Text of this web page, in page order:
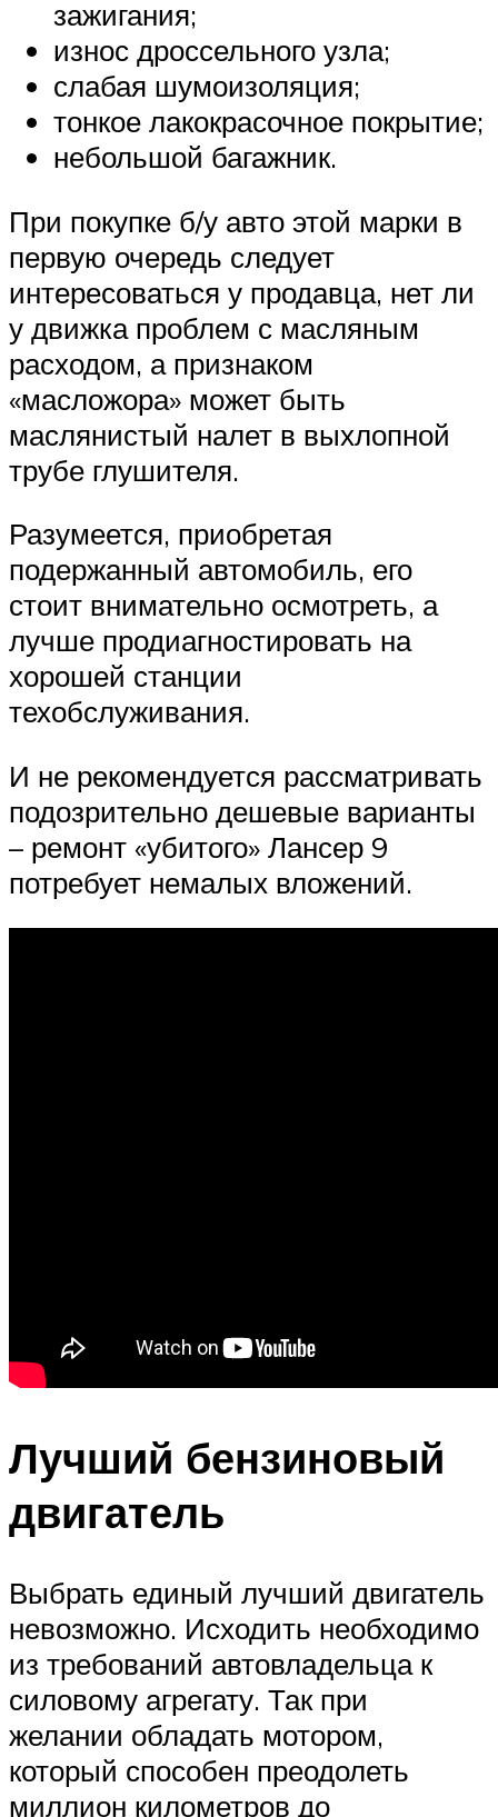
зажигания;
износ дроссельного узла;
слабая шумоизоляция;
тонкое лакокрасочное покрытие;
небольшой багажник.
При покупке б/у авто этой марки в
первую очередь следует
интересоваться у продавца, нет ли
у движка проблем с масляным
расходом, а признаком
«масложора» может быть
маслянистый налет в выхлопной
трубе глушителя.
Разумеется, приобретая
подержанный автомобиль, его
стоит внимательно осмотреть, а
лучше продиагностировать на
хорошей станции
техобслуживания.
И не рекомендуется рассматривать
подозрительно дешевые варианты
– ремонт «убитого» Лансер 9
потребует немалых вложений.
Лучший бензиновый
двигатель
Выбрать единый лучший двигатель
невозможно. Исходить необходимо
из требований автовладельца к
силовому агрегату. Так при
желании обладать мотором,
который способен преодолеть
миллион километров до